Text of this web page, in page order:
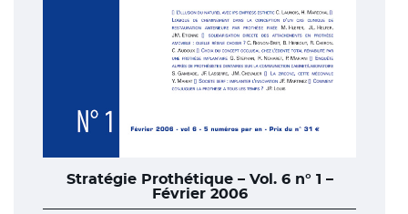
Stratégie Prothétique – Vol. 6 n° 1 –
Février 2006